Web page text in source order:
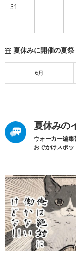
31
夏休みに開催の夏祭
6月
夏休みの
ウォーカー編
おでかけスポッ